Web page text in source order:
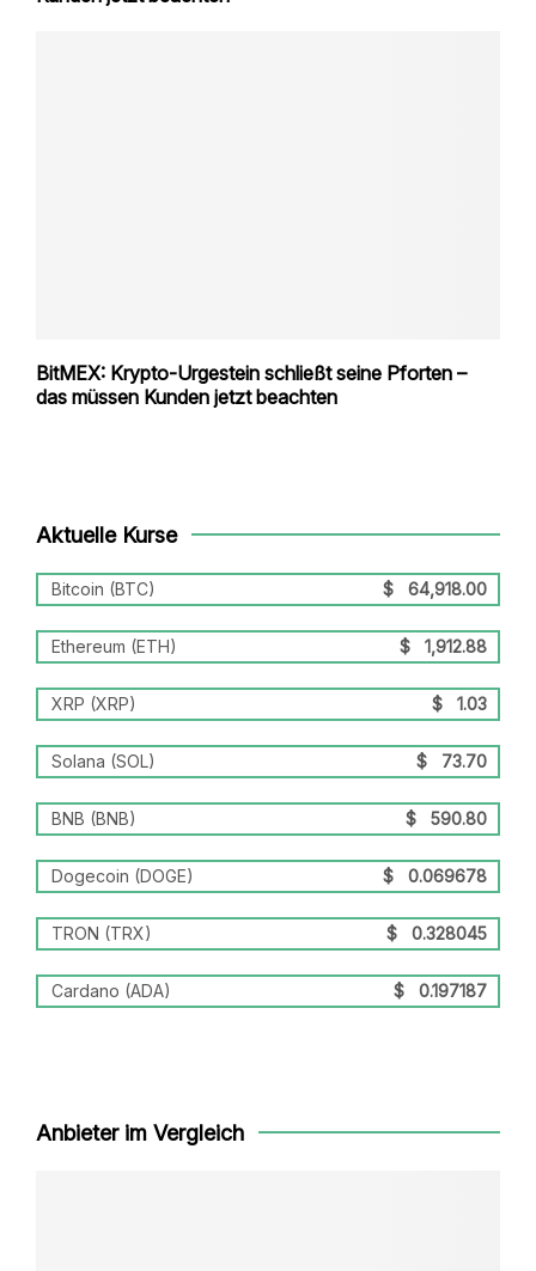
BitMEX: Krypto-Urgestein schließt seine Pforten –
das müssen Kunden jetzt beachten
Aktuelle Kurse
Bitcoin (BTC) $ 64,918.00
Ethereum (ETH) $ 1,912.88
XRP (XRP) $ 1.03
Solana (SOL) $ 73.70
BNB (BNB) $ 590.80
Dogecoin (DOGE) $ 0.069678
TRON (TRX) $ 0.328045
Cardano (ADA) $ 0.197187
Anbieter im Vergleich